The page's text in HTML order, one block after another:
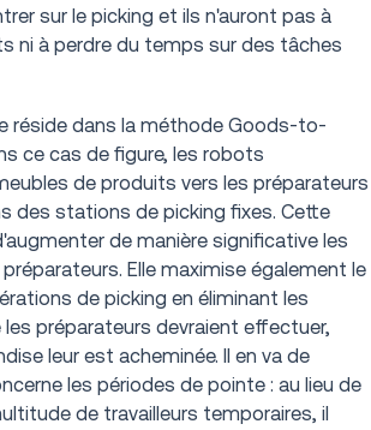
sur le picking et ils n'auront pas à
ni à perdre du temps sur des tâches
réside dans la méthode Goods-to-
ce cas de figure, les robots
de produits vers les préparateurs
des stations de picking fixes. Cette
de manière significative les
Elle maximise également le
de picking en éliminant les
préparateurs devraient effectuer,
leur est acheminée. Il en va de
les périodes de pointe : au lieu de
de travailleurs temporaires, il